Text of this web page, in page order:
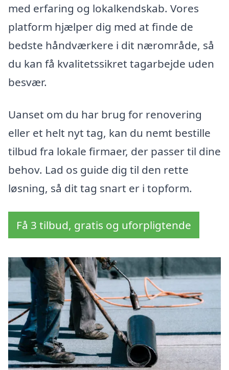
med erfaring og lokalkendskab. Vores
platform hjælper dig med at finde de
bedste håndværkere i dit nærområde, så
du kan få kvalitetssikret tagarbejde uden
besvær.
Uanset om du har brug for renovering
eller et helt nyt tag, kan du nemt bestille
tilbud fra lokale firmaer, der passer til dine
behov. Lad os guide dig til den rette
løsning, så dit tag snart er i topform.
Få 3 tilbud, gratis og uforpligtende